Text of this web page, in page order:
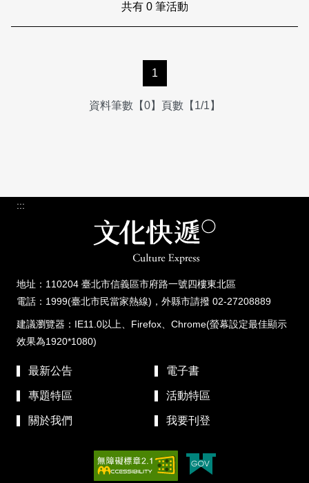
共有 0 筆活動
1
資料筆數【0】頁數【1/1】
:::
地址：110204 臺北市信義區市府路一號四樓東北區
電話：1999(臺北市民當家熱線)，外縣市請撥 02-27208889
建議瀏覽器：IE11.0以上、Firefox、Chrome(螢幕設定最佳顯示
效果為1920*1080)
最新公告 電子書
專題特區 活動特區
關於我們 我要刊登